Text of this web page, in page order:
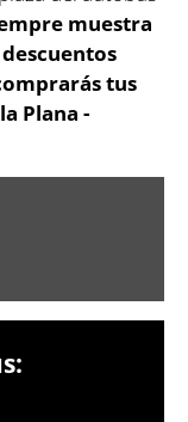
muestra
tus
Plana -